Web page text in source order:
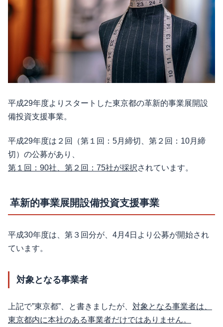
平成29年度よりスタートした東京都の革新的事業展開設
備投資支援事業。
平成29年度は２回（第１回：5月締切、第２回：10月締
切）の公募があり、
第１回：90社、第２回：75社が採択されています。
革新的事業展開設備投資支援事業
平成30年度は、第３回分が、4月4日より公募が開始され
ています。
対象となる事業者
上記で”東京都”、と書きましたが、 対象となる事業者は、
東京都内に本社のある事業者だけではありません。